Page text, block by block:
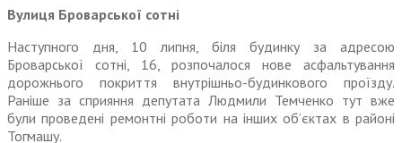
Вулиця Броварської сотні
Наступного дня, 10 липня, біля будинку за адресою
Броварської сотні, 16, розпочалося нове асфальтування
дорожнього покриття внутрішньо-будинкового проїзду.
Раніше за сприяння депутата Людмили Темченко тут вже
були проведені ремонтні роботи на інших об’єктах в районі
Тогмашу.